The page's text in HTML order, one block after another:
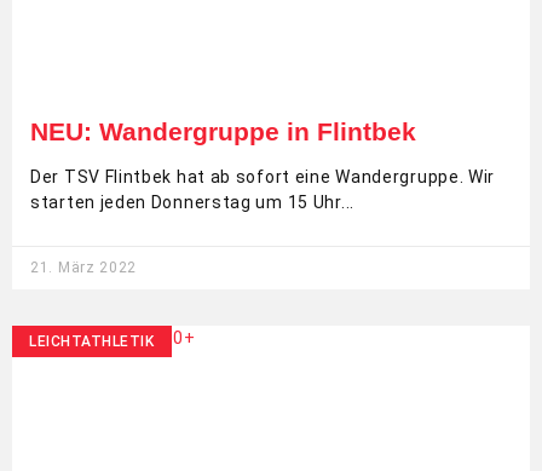
NEU: Wandergruppe in Flintbek
Der TSV Flintbek hat ab sofort eine Wandergruppe. Wir
starten jeden Donnerstag um 15 Uhr
21. März 2022
LEICHTATHLETIK